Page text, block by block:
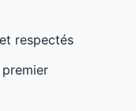
respectés